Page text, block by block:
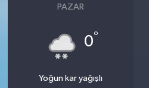
PAZAR
0°
Yoğun kar yağışlı